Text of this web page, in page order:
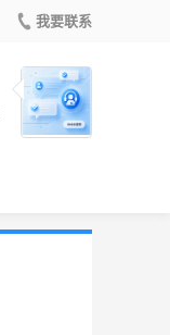
我要联系